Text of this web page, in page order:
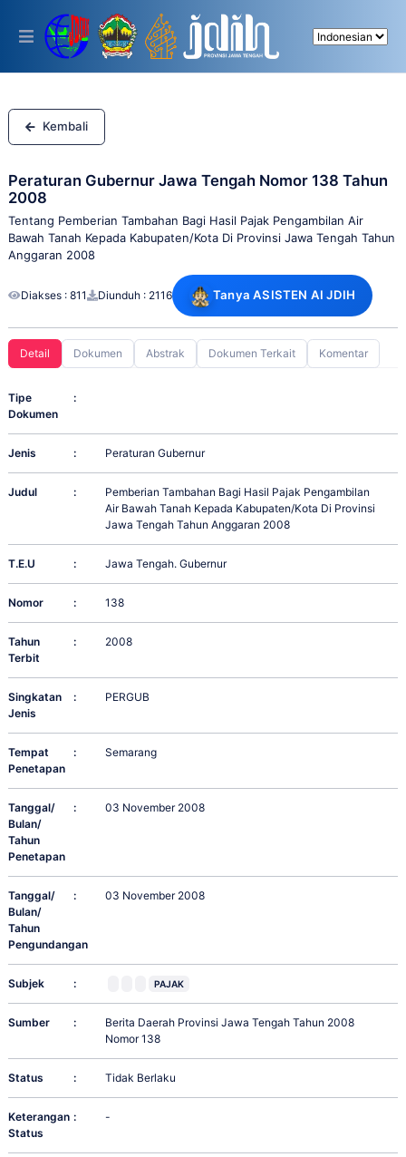
This
includes
accessibility
system.
Kembali
Peraturan Gubernur Jawa Tengah Nomor 138 Tahun
2008
Tentang Pemberian Tambahan Bagi Hasil Pajak Pengambilan Air
Bawah Tanah Kepada Kabupaten/Kota Di Provinsi Jawa Tengah Tahun
Anggaran 2008
Diakses : 811 Diunduh : 2116 Tanya ASISTEN AI JDIH
Detail Dokumen Abstrak Dokumen Terkait Komentar
Tipe
Dokumen
:
Jenis : Peraturan Gubernur
Judul :
Pemberian Tambahan Bagi Hasil Pajak Pengambilan
Air Bawah Tanah Kepada Kabupaten/Kota Di Provinsi
Jawa Tengah Tahun Anggaran 2008
T.E.U : Jawa Tengah. Gubernur
Nomor : 138
Tahun
Terbit
: 2008
Singkatan
Jenis
: PERGUB
Tempat
Penetapan
: Semarang
Tanggal/
Bulan/
Tahun
Penetapan
: 03 November 2008
Tanggal/
Bulan/
Tahun
Pengundangan
: 03 November 2008
Subjek : PAJAK
Sumber :
Berita Daerah Provinsi Jawa Tengah Tahun 2008
Nomor 138
Status : Tidak Berlaku
Keterangan
Status
: -